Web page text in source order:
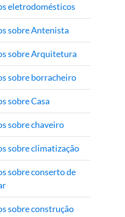
eletrodomésticos
sobre Antenista
sobre Arquitetura
sobre borracheiro
sobre Casa
sobre chaveiro
sobre climatização
sobre conserto de
sobre construção